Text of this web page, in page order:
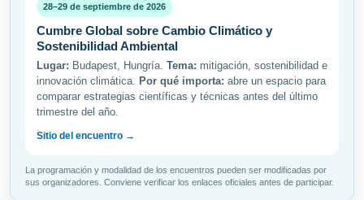
28–29 de septiembre de 2026
Cumbre Global sobre Cambio Climático y
Sostenibilidad Ambiental
Lugar: Budapest, Hungría. Tema: mitigación, sostenibilidad e
innovación climática. Por qué importa: abre un espacio para
comparar estrategias científicas y técnicas antes del último
trimestre del año.
Sitio del encuentro →
La programación y modalidad de los encuentros pueden ser modificadas por
sus organizadores. Conviene verificar los enlaces oficiales antes de participar.